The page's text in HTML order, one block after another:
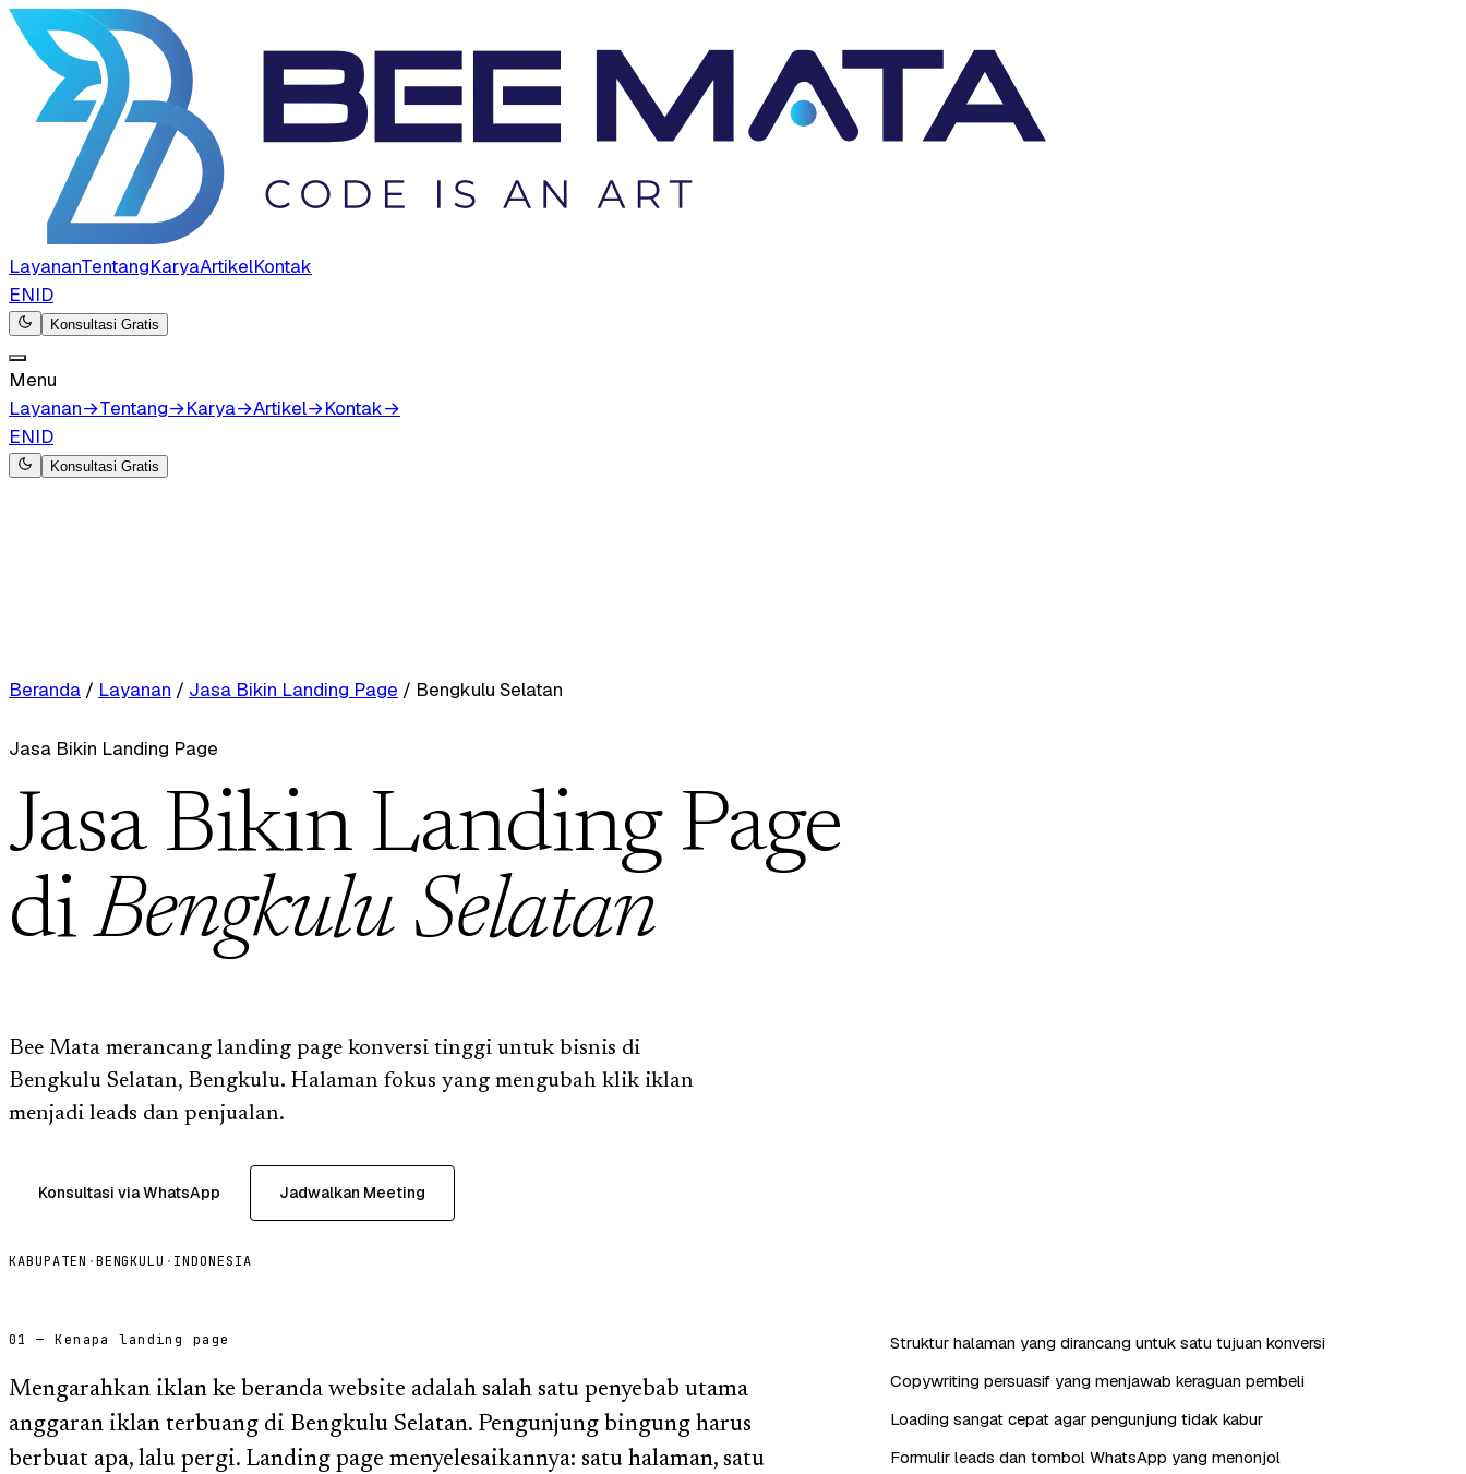
LayananTentangKaryaArtikelKontak
ENID
Konsultasi Gratis
Menu
Layanan→Tentang→Karya→Artikel→Kontak→
ENID
Konsultasi Gratis
Beranda / Layanan / Jasa Bikin Landing Page / Bengkulu Selatan
Jasa Bikin Landing Page
Jasa Bikin Landing Page
diBengkulu Selatan
Bee Mata merancang landing page konversi tinggi untuk bisnis di
Bengkulu Selatan, Bengkulu. Halaman fokus yang mengubah klik iklan
menjadi leads dan penjualan.
Konsultasi via WhatsApp Jadwalkan Meeting
KABUPATEN ·BENGKULU · INDONESIA
01 — Kenapa landing page
Mengarahkan iklan ke beranda website adalah salah satu penyebab utama
anggaran iklan terbuang di Bengkulu Selatan. Pengunjung bingung harus
berbuat apa, lalu pergi. Landing page menyelesaikannya: satu halaman, satu
Struktur halaman yang dirancang untuk satu tujuan konversi
Copywriting persuasif yang menjawab keraguan pembeli
Loading sangat cepat agar pengunjung tidak kabur
Formulir leads dan tombol WhatsApp yang menonjol